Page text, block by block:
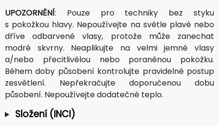
UPOZORNĚNÍ: Pouze pro techniky bez styku
s pokožkou hlavy. Nepoužívejte na světle plavé nebo
dříve odbarvené vlasy, protože může zanechat
modré skvrny. Neaplikujte na velmi jemné vlasy
a/nebo přecitlivělou nebo poraněnou pokožku.
Během doby působení kontrolujte pravidelně postup
zesvětlení. Nepřekračujte doporučenou dobu
působení. Nepoužívejte dodatečné teplo.
Složení (INCI)